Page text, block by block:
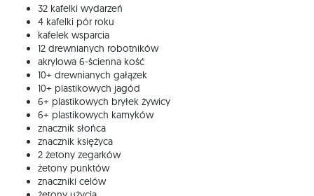
32 kafelki wydarzeń
4 kafelki pór roku
kafelek wsparcia
12 drewnianych robotników
akrylowa 6-ścienna kość
10+ drewnianych gałązek
10+ plastikowych jagód
6+ plastikowych bryłek żywicy
6+ plastikowych kamyków
znacznik słońca
znacznik księżyca
2 żetony zegarków
żetony punktów
znaczniki celów